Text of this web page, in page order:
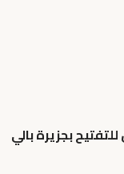
بجزيرة بالي